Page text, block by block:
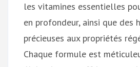
les vitamines essentielles
en profondeur, ainsi que des
précieuses aux propriétés
Chaque formule est